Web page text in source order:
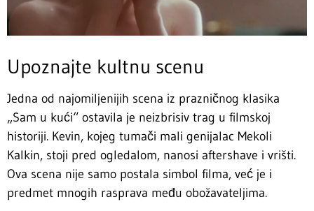
Upoznajte kultnu scenu
Jedna od najomiljenijih scena iz prazničnog klasika
„Sam u kući“ ostavila je neizbrisiv trag u filmskoj
historiji. Kevin, kojeg tumači mali genijalac Mekoli
Kalkin, stoji pred ogledalom, nanosi aftershave i vrišti.
Ova scena nije samo postala simbol filma, već je i
predmet mnogih rasprava među obožavateljima.